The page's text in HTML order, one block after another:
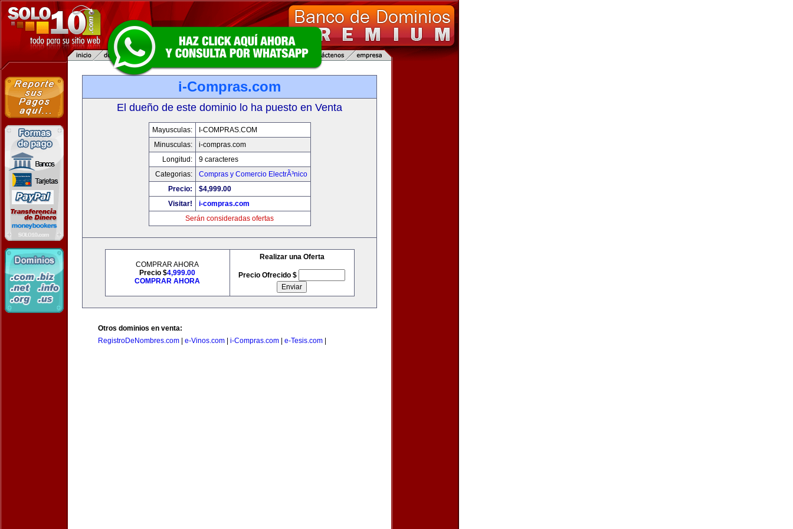
i-Compras.com
El dueño de este dominio lo ha puesto en Venta
Mayusculas:
I-COMPRAS.COM
Minusculas:
i-compras.com
Longitud:
9 caracteres
Categorias:
Compras y Comercio ElectrÃ³nico
Precio:
$4,999.00
Visitar!
i-compras.com
Serán consideradas ofertas
COMPRAR AHORA
Precio $4,999.00
COMPRAR AHORA
Realizar una Oferta
Precio Ofrecido $
Otros dominios en venta:
RegistroDeNombres.com
e-Vinos.com i-Compras.com e-Tesis.com